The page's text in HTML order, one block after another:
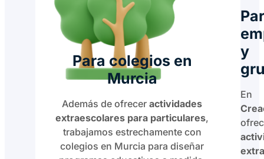
Para colegios en
Murcia
Además de ofrecer actividades
extraescolares para particulares,
trabajamos estrechamente con
colegios en Murcia para diseñar
y
En